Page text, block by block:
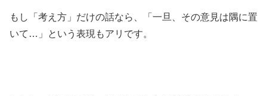
もし「考え方」だけの話なら、「一旦、その意見は隅に置
いて…」という表現もアリです。